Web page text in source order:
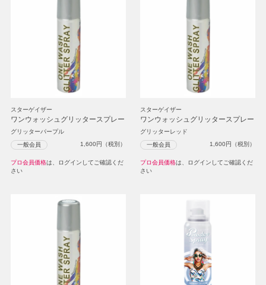
スターゲイザー
ワンウォッシュグリッタースプレー
グリッターパープル
一般会員 1,600円（税別）
プロ会員価格は、ログインしてご確認くだ
さい
スターゲイザー
ワンウォッシュグリッタースプレー
グリッターレッド
一般会員 1,600円（税別）
プロ会員価格は、ログインしてご確認くだ
さい